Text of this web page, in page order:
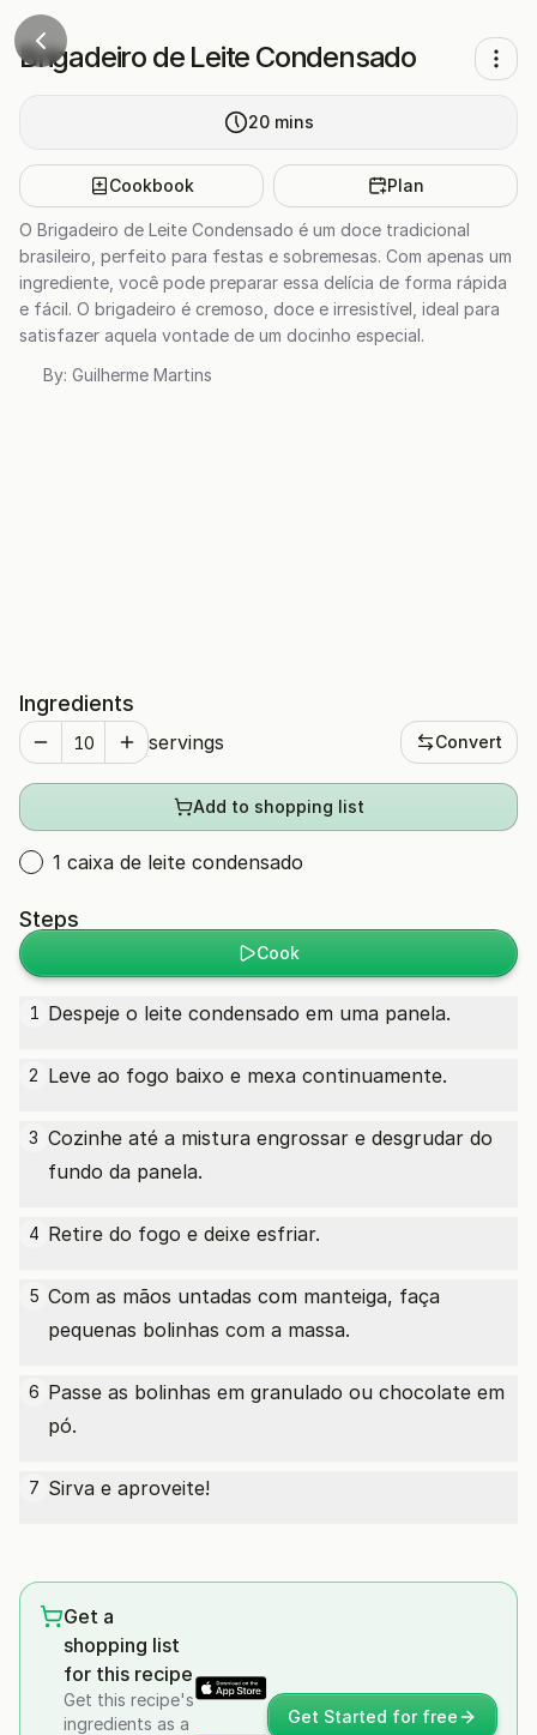
Brigadeiro de Leite Condensado
20 mins
Cookbook Plan
O Brigadeiro de Leite Condensado é um doce tradicional
brasileiro, perfeito para festas e sobremesas. Com apenas um
ingrediente, você pode preparar essa delícia de forma rápida
e fácil. O brigadeiro é cremoso, doce e irresistível, ideal para
satisfazer aquela vontade de um docinho especial.
By: Guilherme Martins
Ingredients
servings Convert
Add to shopping list
1 caixa de leite condensado
Steps
Cook
1 Despeje o leite condensado em uma panela.
2 Leve ao fogo baixo e mexa continuamente.
3 Cozinhe até a mistura engrossar e desgrudar do
fundo da panela.
4 Retire do fogo e deixe esfriar.
5 Com as mãos untadas com manteiga, faça
pequenas bolinhas com a massa.
6 Passe as bolinhas em granulado ou chocolate em
pó.
7 Sirva e aproveite!
Get a
shopping list
for this recipe
Get this recipe's
ingredients as a
Get Started for free